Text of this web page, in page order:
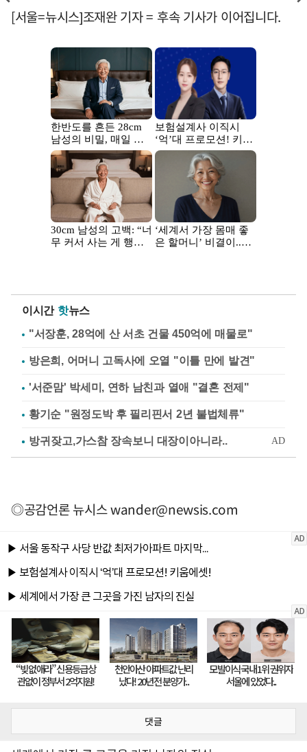
[서울=뉴시스]조재완 기자 = 후속 기사가 이어집니다.
이시간 핫뉴스
"서장훈, 28억에 산 서초 건물 450억에 매물로"
방은희, 어머니 고독사에 오열 "이틀 만에 발견"
'서준맘' 박세미, 연하 남친과 열애 "결혼 전제"
황기순 "원정도박 후 필리핀서 2년 불법체류"
◎공감언론 뉴시스wander@newsis.com
댓글